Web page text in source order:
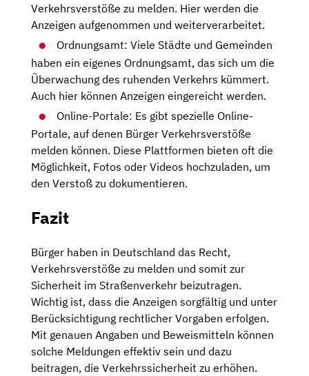
Verkehrsverstöße zu melden. Hier werden die
Anzeigen aufgenommen und weiterverarbeitet.
Ordnungsamt: Viele Städte und Gemeinden
haben ein eigenes Ordnungsamt, das sich um die
Überwachung des ruhenden Verkehrs kümmert.
Auch hier können Anzeigen eingereicht werden.
Online-Portale: Es gibt spezielle Online-
Portale, auf denen Bürger Verkehrsverstöße
melden können. Diese Plattformen bieten oft die
Möglichkeit, Fotos oder Videos hochzuladen, um
den Verstoß zu dokumentieren.
Fazit
Bürger haben in Deutschland das Recht,
Verkehrsverstöße zu melden und somit zur
Sicherheit im Straßenverkehr beizutragen.
Wichtig ist, dass die Anzeigen sorgfältig und unter
Berücksichtigung rechtlicher Vorgaben erfolgen.
Mit genauen Angaben und Beweismitteln können
solche Meldungen effektiv sein und dazu
beitragen, die Verkehrssicherheit zu erhöhen.